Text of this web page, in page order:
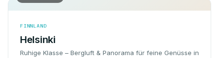
FINNLAND
Helsinki
Ruhige Klasse – Bergluft & Panorama für feine Genüsse in